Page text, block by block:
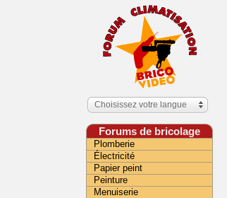
Choisissez votre langue
Forums de bricolage
Plomberie
Électricité
Papier peint
Peinture
Menuiserie